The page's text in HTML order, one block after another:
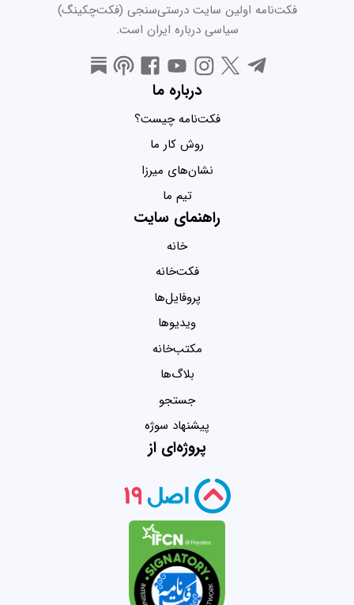
فکت‌نامه اولین سایت درستی‌سنجی (فکت‌چکینگ)
سیاسی درباره ایران است.
درباره ما
فکت‌نامه چیست؟
روش کار ما
نشان‌های میرزا
تیم ما
راهنمای سایت
خانه
فکت‌خانه
پروفایل‌ها
ویدیو‌ها
مکتب‌خانه
بلاگ‌ها
جستجو
پیشنهاد سوژه
پروژه‌ای از